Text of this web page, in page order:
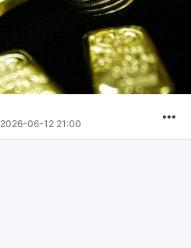
2026-06-12 21:00